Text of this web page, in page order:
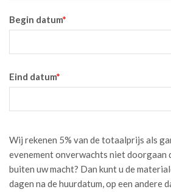
Begin datum*
Eind datum*
Wij rekenen 5% van de totaalprijs als
evenement onverwachts niet doorgaan
buiten uw macht? Dan kunt u de
dagen na de huurdatum, op een andere